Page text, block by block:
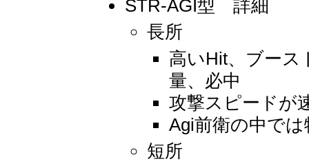
STR-AGI型 詳細
長所
高いHit、ブース
量、必中
攻撃スピードが
Agi前衛の中で
短所